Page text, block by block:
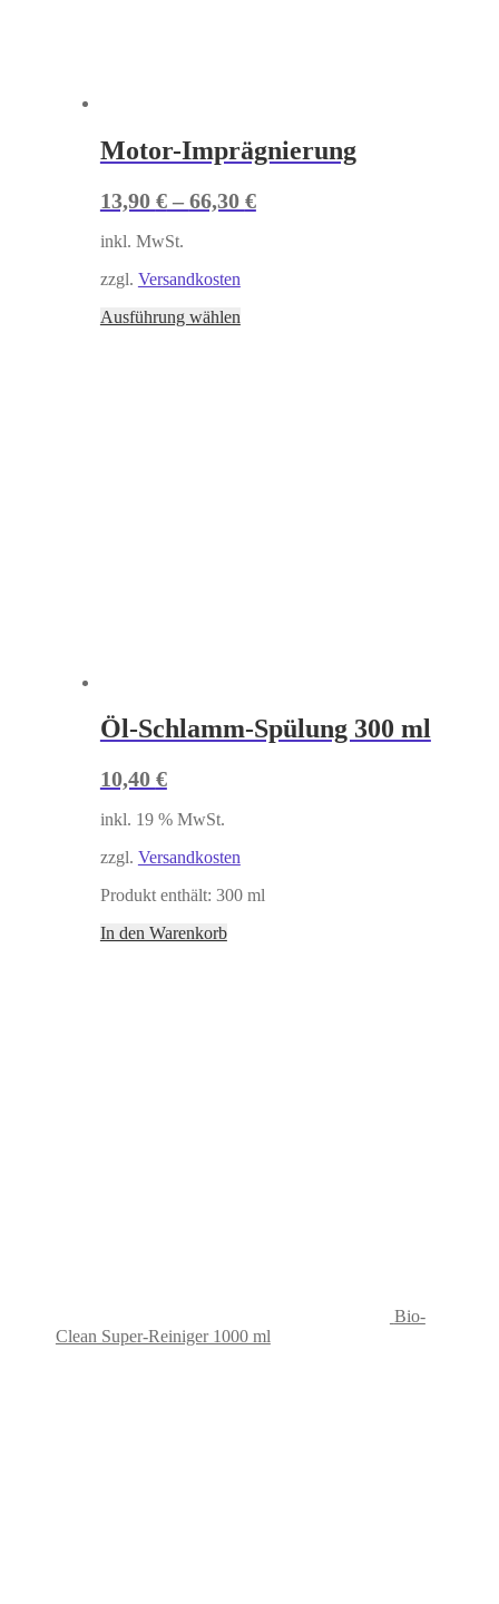
Motor-Imprägnierung
13,90 €– 66,30 €
inkl. MwSt.
zzgl. Versandkosten
Ausführung wählen
Öl-Schlamm-Spülung 300 ml
10,40 €
inkl. 19 % MwSt.
zzgl. Versandkosten
Produkt enthält: 300 ml
In den Warenkorb
Bio-
Clean Super-Reiniger 1000 ml